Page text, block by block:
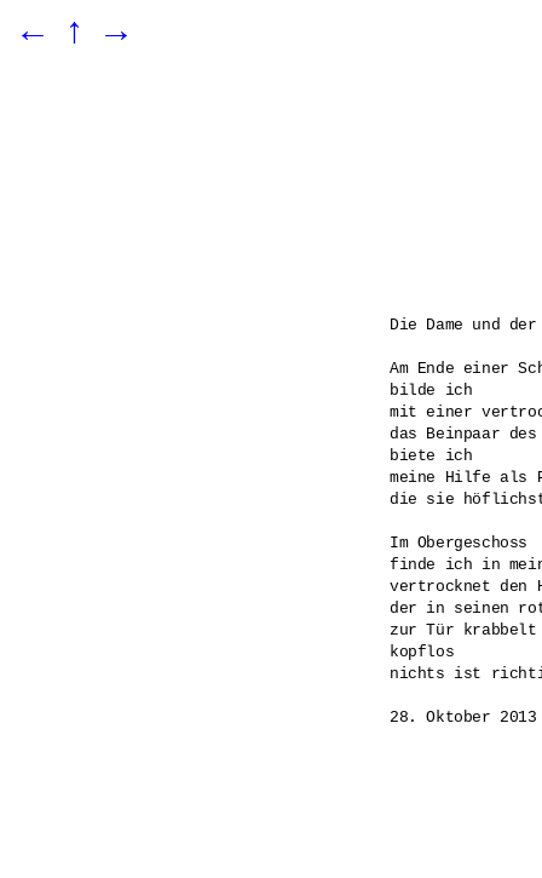
← ↑ →
Die Dame und
Am Ende einer
bilde ich
mit einer
das Beinpaar des
biete ich
meine Hilfe als
die sie höflichst
Im Obergeschoss
finde ich in
vertrocknet den
der in seinen
zur Tür krabbelt
kopflos
nichts ist
28. Oktober 2013